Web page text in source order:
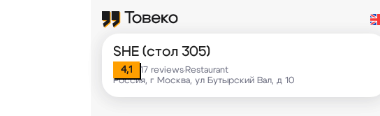
SHE (стол 305)
4,1 17 reviews•Restaurant
Россия, г Москва, ул Бутырский Вал, д 10